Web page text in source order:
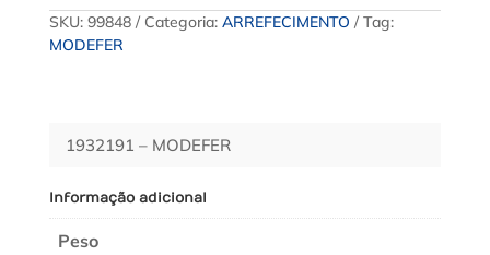
SKU: 99848 Categoria: ARREFECIMENTO
Tag:
MODEFER
1932191 – MODEFER
Informação adicional
Peso